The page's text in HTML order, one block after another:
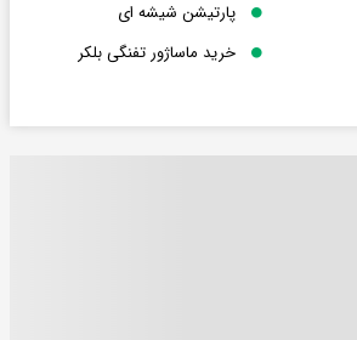
پارتیشن شیشه ای
خرید ماساژور تفنگی بلکر